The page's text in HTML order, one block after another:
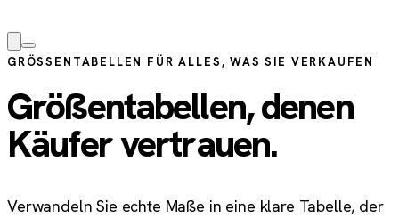
GRÖSSENTABELLEN FÜR ALLES, WAS SIE VERKAUFEN
Größentabellen, denen
Käufer vertrauen.
Verwandeln Sie echte Maße in eine klare Tabelle, der